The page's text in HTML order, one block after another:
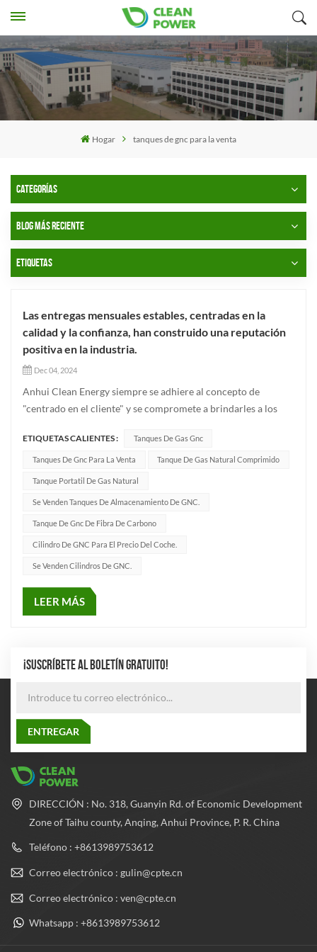
Hogar tanques de gnc para la venta
CATEGORÍAS
BLOG MÁS RECIENTE
ETIQUETAS
Las entregas mensuales estables, centradas en la
calidad y la confianza, han construido una reputación
positiva en la industria.
Dec 04, 2024
Anhui Clean Energy siempre se adhiere al concepto de
"centrado en el cliente" y se compromete a brindarles a los
profesionales. Los pedidos de cada mes no sólo atestiguan la
confianza de nuestros clientes en nuestros productos y servi...
ETIQUETAS CALIENTES : Tanques De Gas Gnc
Tanques De Gnc Para La Venta Tanque De Gas Natural Comprimido
Tanque Portatil De Gas Natural
Se Venden Tanques De Almacenamiento De GNC.
Tanque De Gnc De Fibra De Carbono
Cilindro De GNC Para El Precio Del Coche.
Se Venden Cilindros De GNC.
LEER MÁS
¡SUSCRÍBETE AL BOLETÍN GRATUITO!
DIRECCIÓN : No. 318, Guanyin Rd. of Economic Development
Zone of Taihu county, Anqing, Anhui Province, P. R. China
Teléfono : +8613989753612
Correo electrónico : gulin@cpte.cn
Correo electrónico : ven@cpte.cn
Whatsapp : +8613989753612